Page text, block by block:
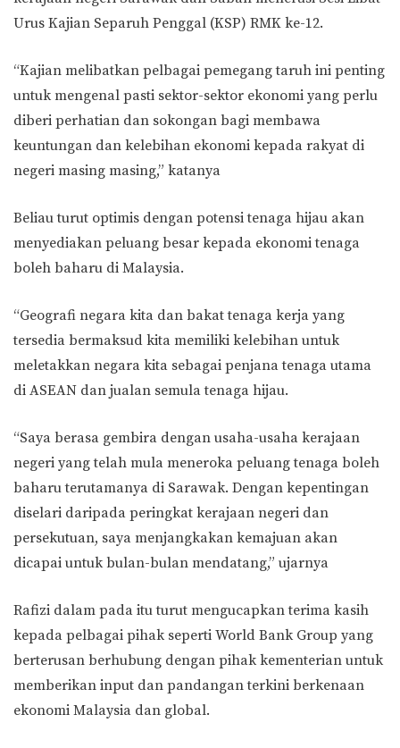
Urus Kajian Separuh Penggal (KSP) RMK ke-12.
“Kajian melibatkan pelbagai pemegang taruh ini penting
untuk mengenal pasti sektor-sektor ekonomi yang perlu
diberi perhatian dan sokongan bagi membawa
keuntungan dan kelebihan ekonomi kepada rakyat di
negeri masing masing,” katanya
Beliau turut optimis dengan potensi tenaga hijau akan
menyediakan peluang besar kepada ekonomi tenaga
boleh baharu di Malaysia.
“Geografi negara kita dan bakat tenaga kerja yang
tersedia bermaksud kita memiliki kelebihan untuk
meletakkan negara kita sebagai penjana tenaga utama
di ASEAN dan jualan semula tenaga hijau.
“Saya berasa gembira dengan usaha-usaha kerajaan
negeri yang telah mula meneroka peluang tenaga boleh
baharu terutamanya di Sarawak. Dengan kepentingan
diselari daripada peringkat kerajaan negeri dan
persekutuan, saya menjangkakan kemajuan akan
dicapai untuk bulan-bulan mendatang,” ujarnya
Rafizi dalam pada itu turut mengucapkan terima kasih
kepada pelbagai pihak seperti World Bank Group yang
berterusan berhubung dengan pihak kementerian untuk
memberikan input dan pandangan terkini berkenaan
ekonomi Malaysia dan global.